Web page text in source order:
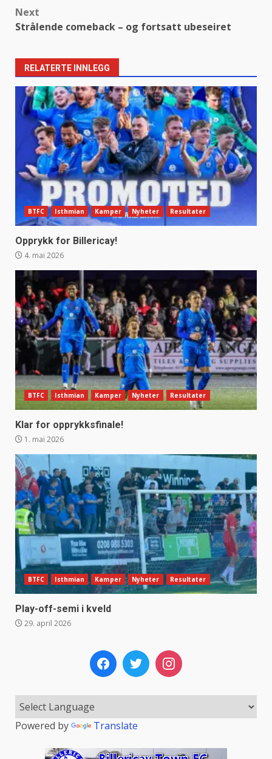
Next
Strålende comeback – og fortsatt ubeseiret
RELATERTE INNLEGG
BTFC Isthmian Kamper Nyheter Resultater
Opprykk for Billericay!
4. mai 2026
BTFC Isthmian Kamper Nyheter Resultater
Klar for opprykksfinale!
1. mai 2026
BTFC Isthmian Kamper Nyheter Resultater
Play-off-semi i kveld
29. april 2026
Powered by Translate